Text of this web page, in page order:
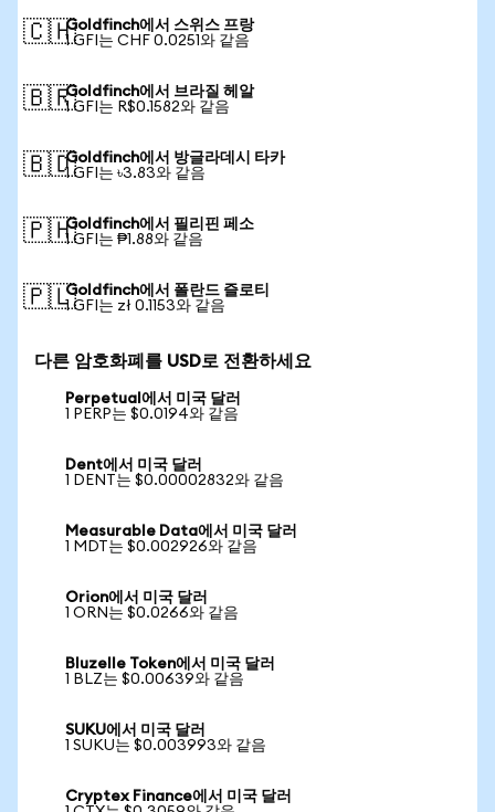
🇨🇭Goldfinch에서 스위스 프랑
1 GFI는 CHF 0.0251와 같음
🇧🇷Goldfinch에서 브라질 헤알
1 GFI는 R$0.1582와 같음
🇧🇩Goldfinch에서 방글라데시 타카
1 GFI는 ৳3.83와 같음
🇵🇭Goldfinch에서 필리핀 페소
1 GFI는 ₱1.88와 같음
🇵🇱Goldfinch에서 폴란드 즐로티
1 GFI는 zł 0.1153와 같음
다른 암호화폐를 USD로 전환하세요
Perpetual에서 미국 달러
1 PERP는 $0.0194와 같음
Dent에서 미국 달러
1 DENT는 $0.00002832와 같음
Measurable Data에서 미국 달러
1 MDT는 $0.002926와 같음
Orion에서 미국 달러
1 ORN는 $0.0266와 같음
Bluzelle Token에서 미국 달러
1 BLZ는 $0.00639와 같음
SUKU에서 미국 달러
1 SUKU는 $0.003993와 같음
Cryptex Finance에서 미국 달러